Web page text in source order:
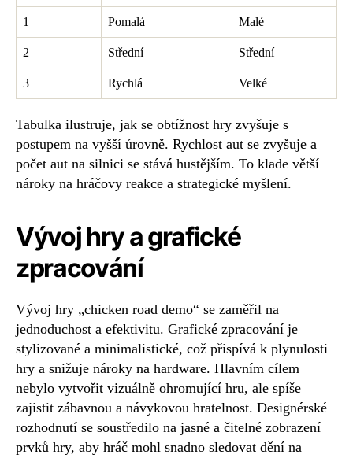
1 Pomalá Malé
2 Střední Střední
3 Rychlá Velké
Tabulka ilustruje, jak se obtížnost hry zvyšuje s
postupem na vyšší úrovně. Rychlost aut se zvyšuje a
počet aut na silnici se stává hustějším. To klade větší
nároky na hráčovy reakce a strategické myšlení.
Vývoj hry a grafické
zpracování
Vývoj hry „chicken road demo“ se zaměřil na
jednoduchost a efektivitu. Grafické zpracování je
stylizované a minimalistické, což přispívá k plynulosti
hry a snižuje nároky na hardware. Hlavním cílem
nebylo vytvořit vizuálně ohromující hru, ale spíše
zajistit zábavnou a návykovou hratelnost. Designérské
rozhodnutí se soustředilo na jasné a čitelné zobrazení
prvků hry, aby hráč mohl snadno sledovat dění na